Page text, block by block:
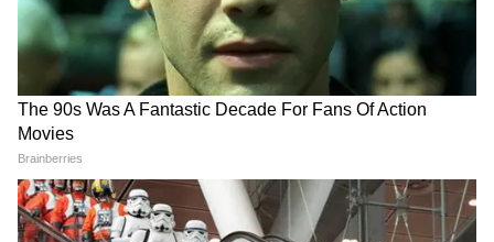
২০০.১৫ হয়, তবে সেটিকে ২০১ হিসেবে গণ্য করা
হবে।
5
6